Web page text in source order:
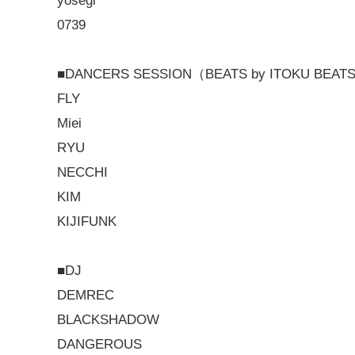
0739
■DANCERS SESSION（BEATS by ITOKU
FLY
Miei
RYU
NECCHI
KIM
KIJIFUNK
■DJ
DEMREC
BLACKSHADOW
DANGEROUS